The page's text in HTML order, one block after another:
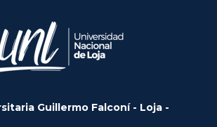
Guillermo Falconí - Loja -